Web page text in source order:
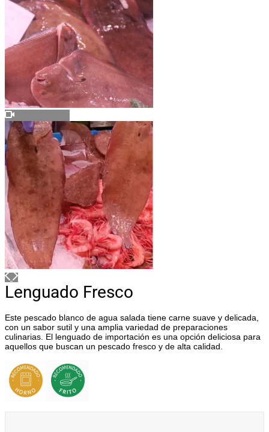
Lenguado Fresco
Este pescado blanco de agua salada tiene carne suave y delicada,
con un sabor sutil y una amplia variedad de preparaciones
culinarias. El lenguado de importación es una opción deliciosa para
aquellos que buscan un pescado fresco y de alta calidad.